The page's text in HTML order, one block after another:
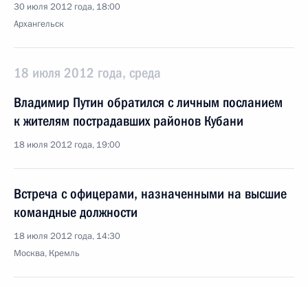
30 июля 2012 года, 18:00
Архангельск
18 июля 2012 года, среда
Владимир Путин обратился с личным посланием
к жителям пострадавших районов Кубани
18 июля 2012 года, 19:00
Встреча с офицерами, назначенными на высшие
командные должности
18 июля 2012 года, 14:30
Москва, Кремль